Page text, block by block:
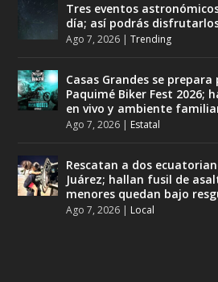
Tres eventos
día; así podrás
Ago 7, 2026 |Trending
Casas Grandes se
Paquimé Biker Fest 2026;
en vivo y ambiente
Ago 7, 2026 | Estatal
Rescatan a dos
Juárez; hallan fusil de
menores quedan bajo
Ago 7, 2026 | Local